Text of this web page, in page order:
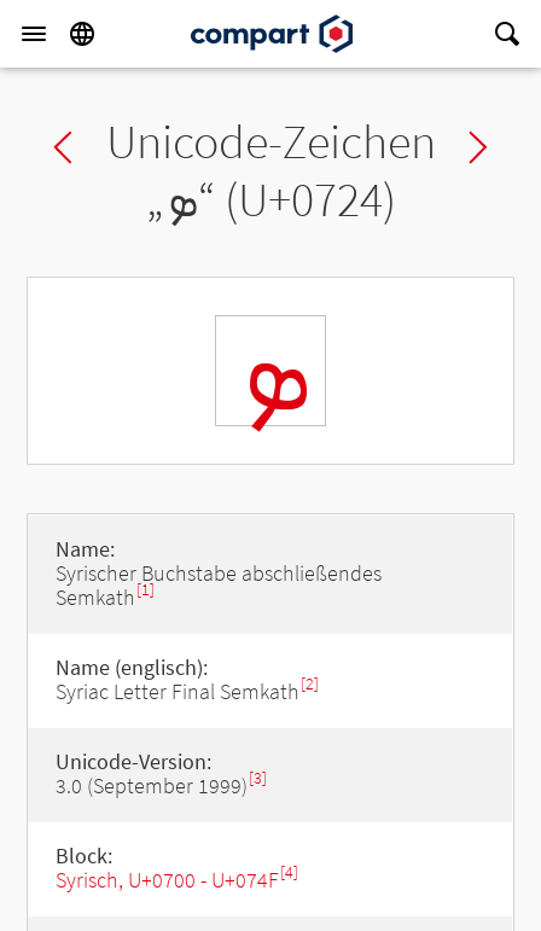
Previous char
Unicode-Zeichen
„ܤ“ (U+0724)
ܤ
Name:
Syrischer Buchstabe abschließendes
Semkath [1]
Name (englisch):
Syriac Letter Final Semkath [2]
Unicode-Version:
3.0 (September 1999)[3]
Block:
Syrisch, U+0700 - U+074F[4]